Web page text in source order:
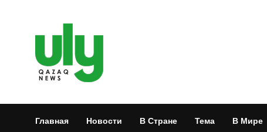
Главная Новости В Стране Тема В Мире